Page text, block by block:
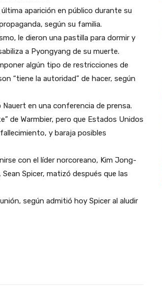
aparición en público durante su
según su familia.
le dieron una pastilla para dormir y
a Pyongyang de su muerte.
algún tipo de restricciones de
“tiene la autoridad” de hacer, según
en una conferencia de prensa.
de Warmbier, pero que Estados Unidos
y baraja posibles
con el líder norcoreano, Kim Jong-
Spicer, matizó después que las
según admitió hoy Spicer al aludir